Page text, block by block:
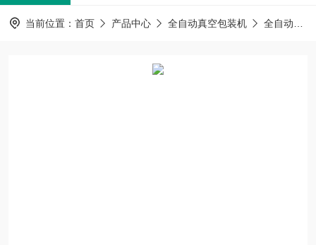
当前位置： 首页 产品中心 全自动真空包装机 全自动拉伸膜包装机